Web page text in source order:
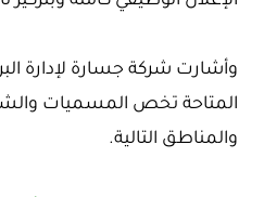
وأشارت شركة جسارة لإدارة
المتاحة تخص المسميات
والمناطق التالية.